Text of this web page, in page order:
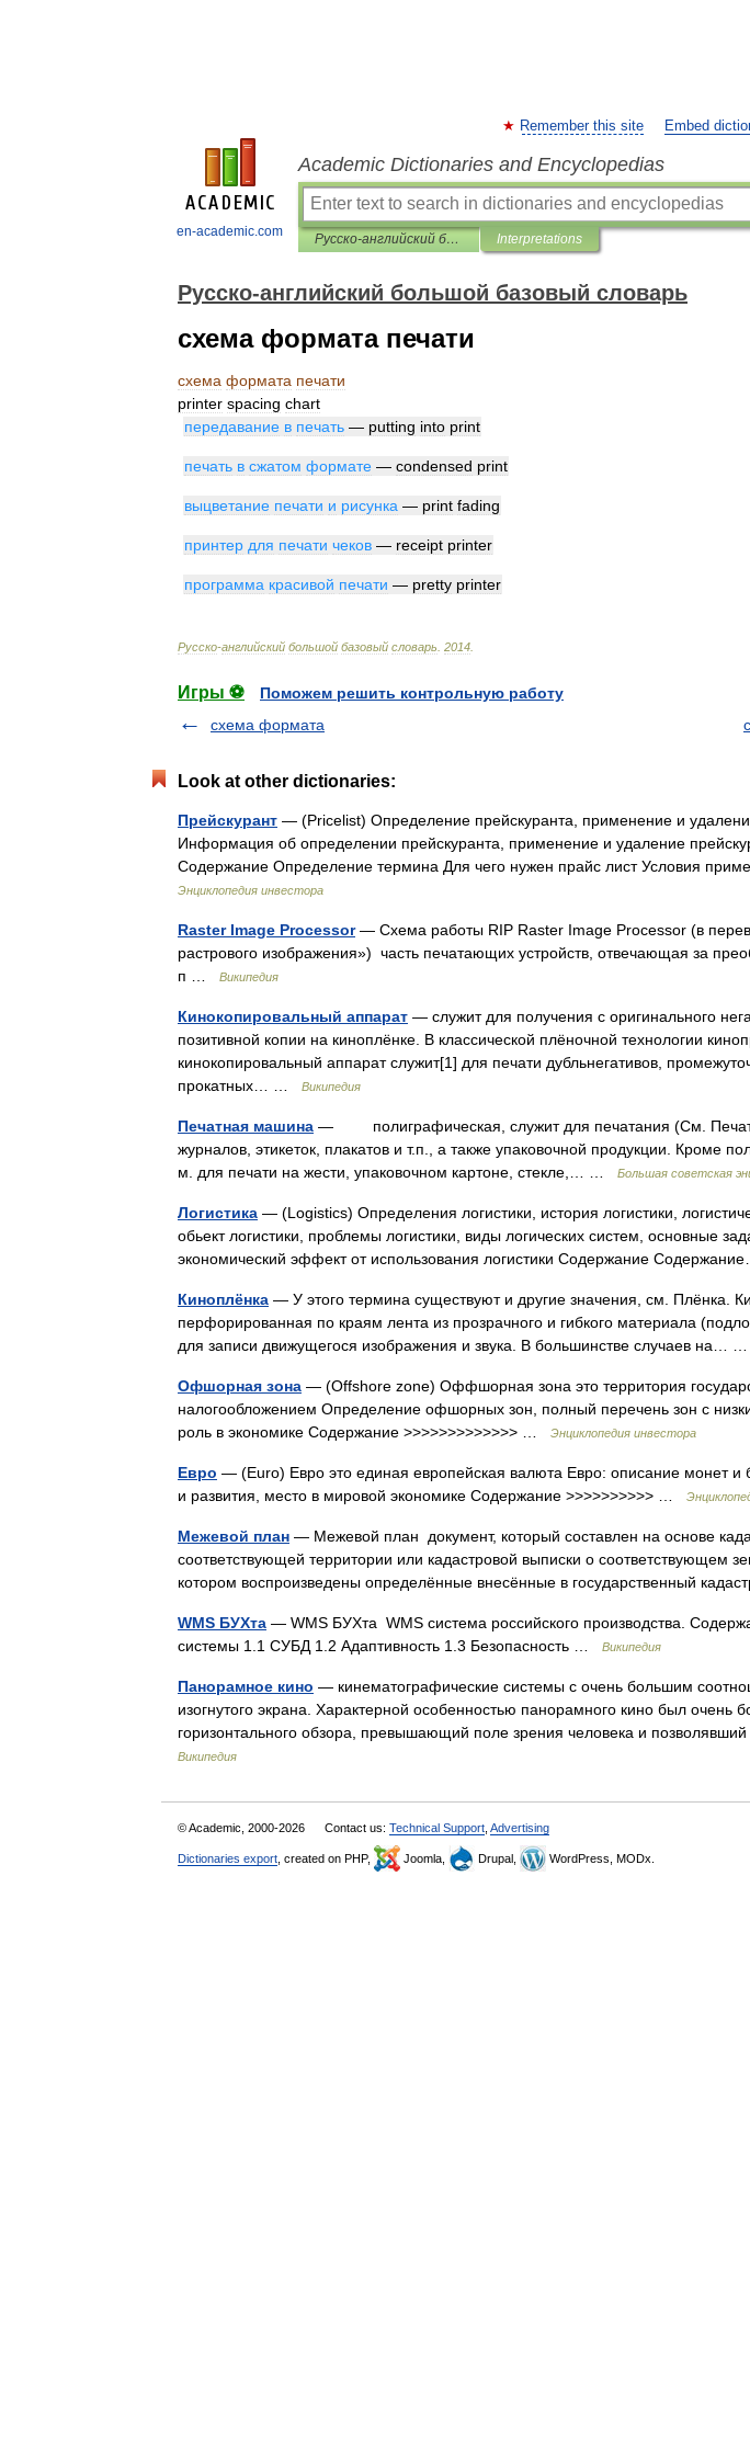
en-academic.com
Remember this site Embed
Academic Dictionaries and Encyclopedias
Русско-английский большой базовый словарь Interpretations
Русско-английский большой базовый словарь
схема формата печати
схема формата печати
printer spacing chart
передавание в печать — putting into print
печать в сжатом формате — condensed print
выцветание печати и рисунка — print fading
принтер для печати чеков — receipt printer
программа красивой печати — pretty printer
Русско-английский большой базовый словарь 2014
Игры ⚽
Поможем решить контрольную работу
схема формата
Look at other dictionaries:
Прейскурант — (Pricelist) Определение прейскуранта, применение и
Информация об определении прейскуранта, применение и удаление
Содержание Определение термина Для чего нужен прайс лист Условия
Энциклопедия инвестора
Raster Image Processor— Схема работы RIP Raster Image Processor (в
растрового изображения») часть печатающих устройств, отвечающая за
п …
Википедия
Кинокопировальный аппарат — служит для получения с оригинального
позитивной копии на киноплёнке. В классической плёночной технологии
кинокопировальный аппарат служит[1] для печати дубльнегативов,
прокатных… …
Википедия
Печатная машина — полиграфическая, служит для печатания (См.
журналов, этикеток, плакатов и т.п., а также упаковочной продукции. Кроме
м. для печати на жести, упаковочном картоне, стекле,… …
Большая советская
Логистика — (Logistics) Определения логистики, история логистики,
обьект логистики, проблемы логистики, виды логических систем, основные
экономический эффект от использования логистики Содержание
Киноплёнка — У этого термина существуют и другие значения, см. Плёнка.
перфорированная по краям лента из прозрачного и гибкого материала
для записи движущегося изображения и звука. В большинстве случаев на…
Офшорная зона — (Offshore zone) Оффшорная зона это территория
налогообложением Определение офшорных зон, полный перечень зон с
роль в экономике Содержание >>>>>>>>>>>>> …
Энциклопедия инвестора
Евро — (Euro) Евро это единая европейская валюта Евро: описание монет и
и развития, место в мировой экономике Содержание >>>>>>>>>> …
Межевой план — Межевой план документ, который составлен на основе
соответствующей территории или кадастровой выписки о соответствующем
котором воспроизведены определённые внесённые в государственный
WMS БУХта — WMS БУХта WMS система российского производства.
системы 1.1 СУБД 1.2 Адаптивность 1.3 Безопасность …
Википедия
Панорамное кино — кинематографические системы с очень большим
изогнутого экрана. Характерной особенностью панорамного кино был очень
горизонтального обзора, превышающий поле зрения человека и
Википедия
© Academic, 2000-2026 Contact us: Technical Support Advertising
Dictionaries export , created on PHP, Joomla, Drupal, WordPress, MODx.